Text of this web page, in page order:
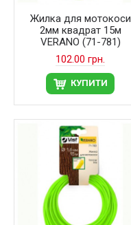
Жилка для мотокоси
2мм квадрат 15м
VERANO (71-781)
102.00 грн.
КУПИТИ